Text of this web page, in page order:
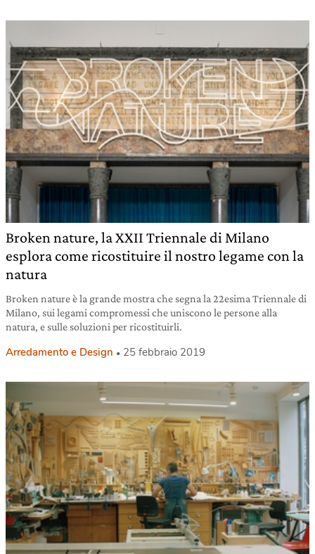
Broken nature, la XXII Triennale di Milano
esplora come ricostituire il nostro legame con la
natura
Broken nature è la grande mostra che segna la 22esima Triennale di
Milano, sui legami compromessi che uniscono le persone alla
natura, e sulle soluzioni per ricostituirli.
Arredamento e Design 25 febbraio 2019